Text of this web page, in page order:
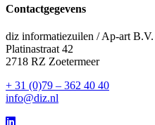
Contactgegevens
diz informatiezuilen / Ap-art B.V.
Platinastraat 42
2718 RZ Zoetermeer
+ 31 (0)79 – 362 40 40
info@diz.nl